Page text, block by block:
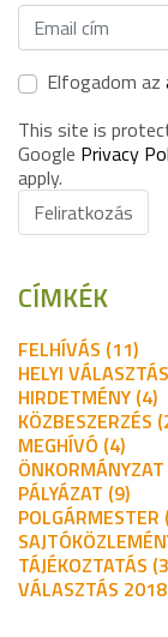
Elfogadom az
This site is
Google Privacy
apply.
Feliratkozás
CÍMKÉK
FELHÍVÁS (11)
HELYI
HIRDETMÉNY (4)
KÖZBESZERZÉS
MEGHÍVÓ (4)
PÁLYÁZAT (9)
POLGÁRMESTER
TÁJÉKOZTATÁS
VÁLASZTÁS